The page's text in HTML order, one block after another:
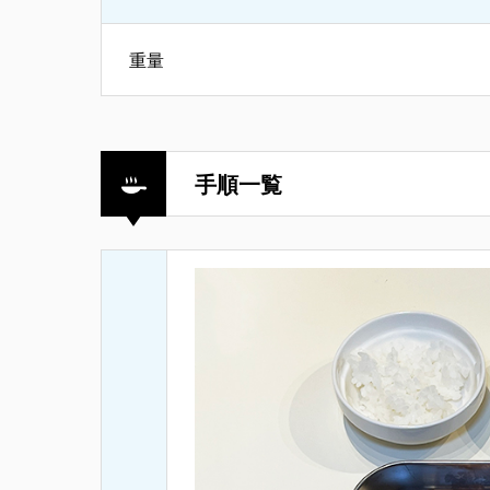
重量
手順一覧